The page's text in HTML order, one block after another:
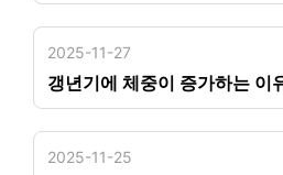
2025-11-27
갱년기에 체중이 증가하는 이
2025-11-25